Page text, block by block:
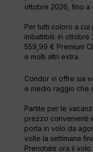
ottobre 2026, fino a
Per tutti coloro a cui
imbattibili: in
559,99 € Premium
e molti altri extra.
Condor vi offre sia
e medio raggio che
Partite per le
prezzo convenienti
porta in volo da
volte la settimana
Prenotate ora il